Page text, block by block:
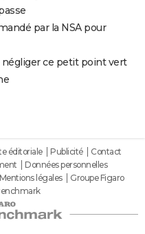
par la NSA pour
ce petit point vert
éditoriale Publicité
Contact
Données personnelles
Mentions légales
Groupe Figaro